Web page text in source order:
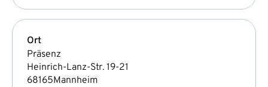
Ort
Präsenz
Heinrich-Lanz-Str. 19-21
68165Mannheim